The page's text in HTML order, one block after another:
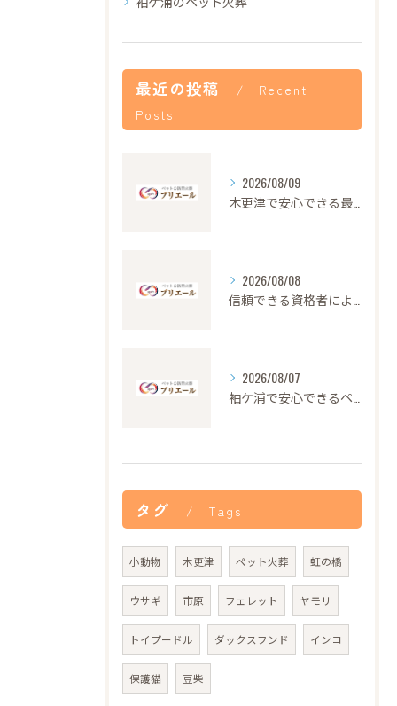
最近の投稿
Recent
Posts
2026/08/09
2026/08/08
2026/08/07
タグ Tags
小動物 木更津 ペット火葬 虹の橋
ウサギ 市原 フェレット ヤモリ
トイプードル ダックスフンド インコ
保護猫 豆柴